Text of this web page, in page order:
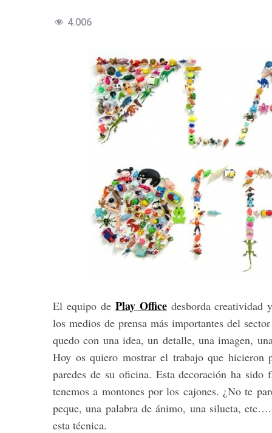
4.006
El equipo dePlay Officedesborda creatividad
los medios de prensa más importantes del
quedo con una idea, un detalle, una imagen,
Hoy os quiero mostrar el trabajo que hicieron
paredes de su oficina. Esta decoración ha sido
tenemos a montones por los cajones. ¿No te
peque, una palabra de ánimo, una silueta,
esta técnica.
e
a
r
c
f